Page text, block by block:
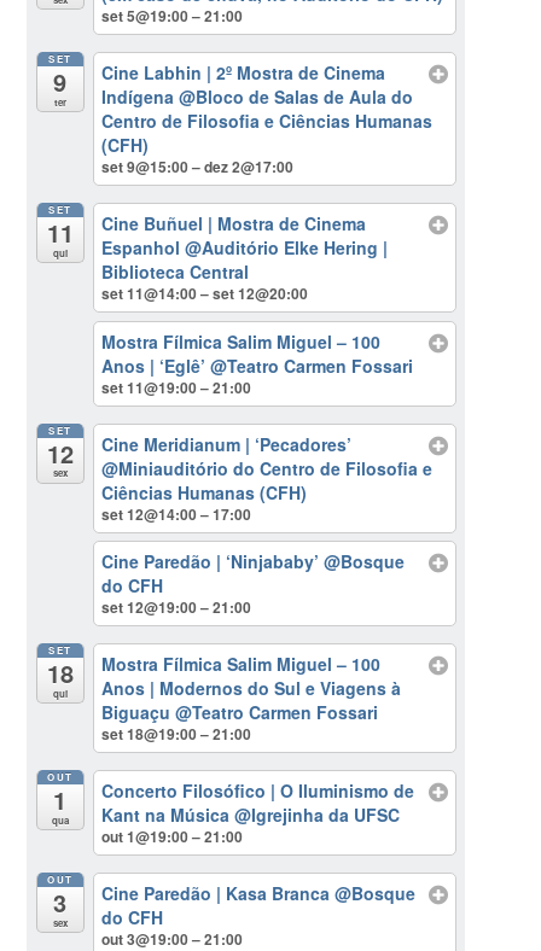
set 5@19:00 – 21:00
SET
9
ter
Cine Labhin | 2º Mostra de Cinema
Indígena@Bloco de Salas de Aula do
Centro de Filosofia e Ciências Humanas
(CFH)
set 9@15:00 – dez 2@17:00
SET
11
qui
Cine Buñuel | Mostra de Cinema
Espanhol@Auditório Elke Hering |
Biblioteca Central
set 11@14:00 – set 12@20:00
Mostra Fílmica Salim Miguel – 100
Anos | ‘Eglê’@Teatro Carmen Fossari
set 11@19:00 – 21:00
SET
12
sex
Cine Meridianum | ‘Pecadores’
@Miniauditório do Centro de Filosofia e
Ciências Humanas (CFH)
set 12@14:00 – 17:00
Cine Paredão | ‘Ninjababy’@Bosque
do CFH
set 12@19:00 – 21:00
SET
18
qui
Mostra Fílmica Salim Miguel – 100
Anos | Modernos do Sul e Viagens à
Biguaçu@Teatro Carmen Fossari
set 18@19:00 – 21:00
OUT
1
qua
Concerto Filosófico | O Iluminismo de
Kant na Música@Igrejinha da UFSC
out 1@19:00 – 21:00
OUT
3
sex
Cine Paredão | Kasa Branca@Bosque
do CFH
out 3@19:00 – 21:00